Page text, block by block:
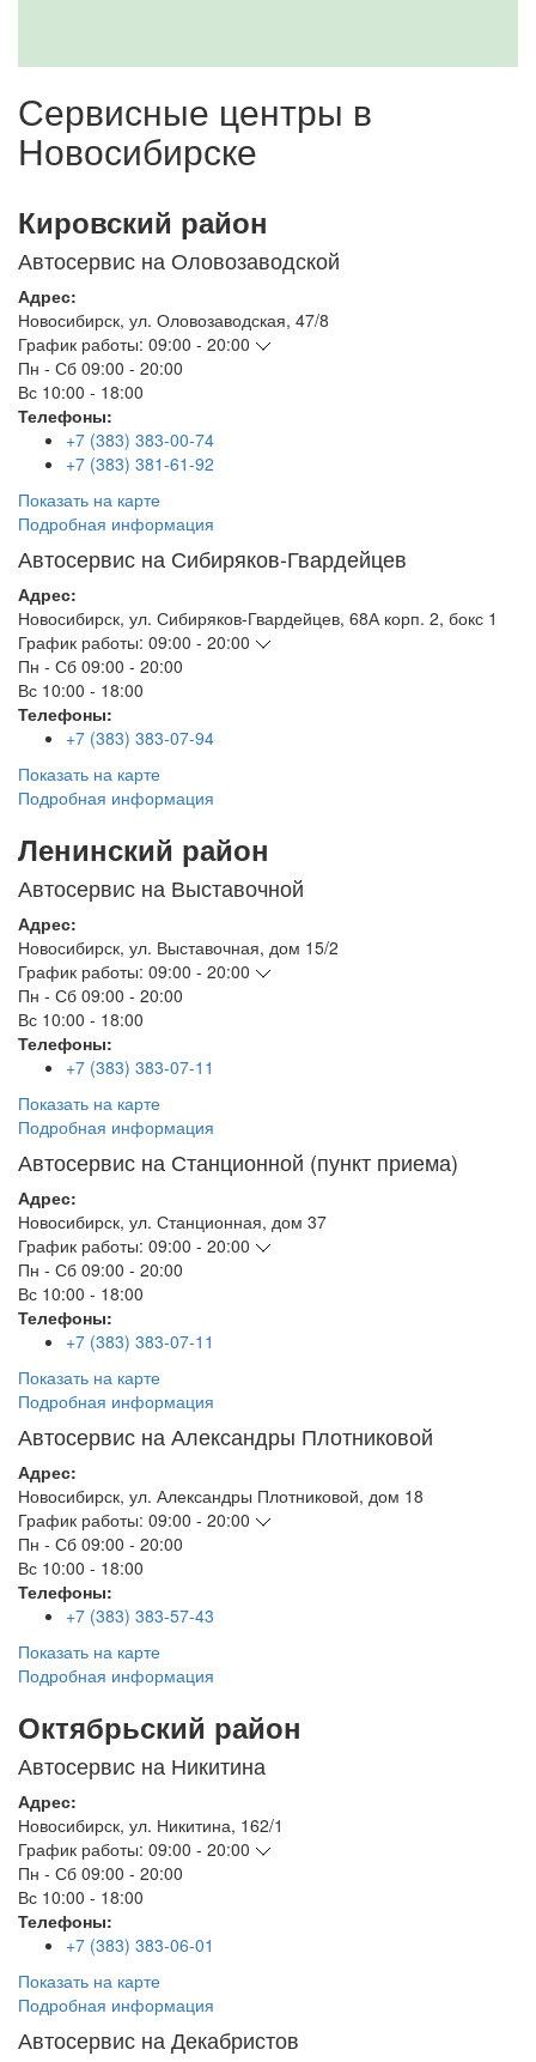
Сервисные центры в
Новосибирске
Кировский район
Автосервис на Оловозаводской
Адрес:
Новосибирск, ул. Оловозаводская, 47/8
График работы: 09:00 - 20:00
Пн - Сб 09:00 - 20:00
Вс 10:00 - 18:00
Телефоны:
+7 (383) 383-00-74
+7 (383) 381-61-92
Показать на карте
Подробная информация
Автосервис на Сибиряков-Гвардейцев
Адрес:
Новосибирск, ул. Сибиряков-Гвардейцев, 68А корп. 2, бокс 1
График работы: 09:00 - 20:00
Пн - Сб 09:00 - 20:00
Вс 10:00 - 18:00
Телефоны:
+7 (383) 383-07-94
Показать на карте
Подробная информация
Ленинский район
Автосервис на Выставочной
Адрес:
Новосибирск, ул. Выставочная, дом 15/2
График работы: 09:00 - 20:00
Пн - Сб 09:00 - 20:00
Вс 10:00 - 18:00
Телефоны:
+7 (383) 383-07-11
Показать на карте
Подробная информация
Автосервис на Станционной (пункт приема)
Адрес:
Новосибирск, ул. Станционная, дом 37
График работы: 09:00 - 20:00
Пн - Сб 09:00 - 20:00
Вс 10:00 - 18:00
Телефоны:
+7 (383) 383-07-11
Показать на карте
Подробная информация
Автосервис на Александры Плотниковой
Адрес:
Новосибирск, ул. Александры Плотниковой, дом 18
График работы: 09:00 - 20:00
Пн - Сб 09:00 - 20:00
Вс 10:00 - 18:00
Телефоны:
+7 (383) 383-57-43
Показать на карте
Подробная информация
Октябрьский район
Автосервис на Никитина
Адрес:
Новосибирск, ул. Никитина, 162/1
График работы: 09:00 - 20:00
Пн - Сб 09:00 - 20:00
Вс 10:00 - 18:00
Телефоны:
+7 (383) 383-06-01
Показать на карте
Подробная информация
Автосервис на Декабристов